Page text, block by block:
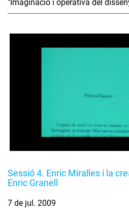
"Imaginació i operativa del
Sessió 4. Enric Miralles i la
Enric Granell
7 de jul. 2009